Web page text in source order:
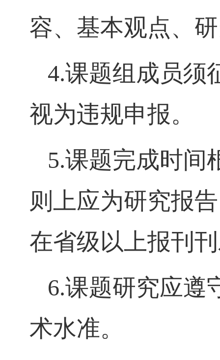
容、基本观点、
4.课题组成员须
视为违规申报。
5.课题完成时间
则上应为研究报
在省级以上报刊
6.课题研究应遵
术水准。